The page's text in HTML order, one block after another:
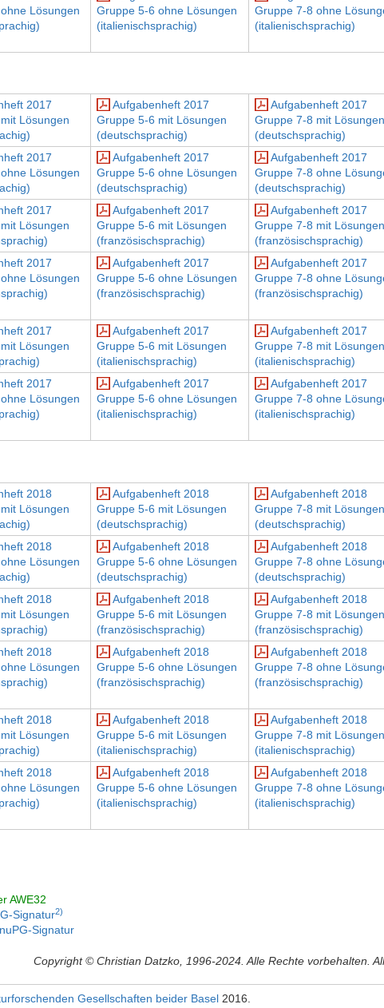
Lösungen
Gruppe 5-6 ohne Lösungen
(italienischsprachig)
Gruppe 7-8 ohne
(italienischsprachig)
2017
Lösungen
Aufgabenheft 2017
Gruppe 5-6 mit Lösungen
(deutschsprachig)
Aufgabenheft 2017
Gruppe 7-8 mit Lösungen
(deutschsprachig)
2017
Lösungen
Aufgabenheft 2017
Gruppe 5-6 ohne Lösungen
(deutschsprachig)
Aufgabenheft 2017
Gruppe 7-8 ohne
(deutschsprachig)
2017
Lösungen
Aufgabenheft 2017
Gruppe 5-6 mit Lösungen
(französischsprachig)
Aufgabenheft 2017
Gruppe 7-8 mit Lösungen
(französischsprachig)
2017
Lösungen
Aufgabenheft 2017
Gruppe 5-6 ohne Lösungen
(französischsprachig)
Aufgabenheft 2017
Gruppe 7-8 ohne
(französischsprachig)
2017
Lösungen
Aufgabenheft 2017
Gruppe 5-6 mit Lösungen
(italienischsprachig)
Aufgabenheft 2017
Gruppe 7-8 mit Lösungen
(italienischsprachig)
2017
Lösungen
Aufgabenheft 2017
Gruppe 5-6 ohne Lösungen
(italienischsprachig)
Aufgabenheft 2017
Gruppe 7-8 ohne
(italienischsprachig)
2018
Lösungen
Aufgabenheft 2018
Gruppe 5-6 mit Lösungen
(deutschsprachig)
Aufgabenheft 2018
Gruppe 7-8 mit Lösungen
(deutschsprachig)
2018
Lösungen
Aufgabenheft 2018
Gruppe 5-6 ohne Lösungen
(deutschsprachig)
Aufgabenheft 2018
Gruppe 7-8 ohne
(deutschsprachig)
2018
Lösungen
Aufgabenheft 2018
Gruppe 5-6 mit Lösungen
(französischsprachig)
Aufgabenheft 2018
Gruppe 7-8 mit Lösungen
(französischsprachig)
2018
Lösungen
Aufgabenheft 2018
Gruppe 5-6 ohne Lösungen
(französischsprachig)
Aufgabenheft 2018
Gruppe 7-8 ohne
(französischsprachig)
2018
Lösungen
Aufgabenheft 2018
Gruppe 5-6 mit Lösungen
(italienischsprachig)
Aufgabenheft 2018
Gruppe 7-8 mit Lösungen
(italienischsprachig)
2018
Lösungen
Aufgabenheft 2018
Gruppe 5-6 ohne Lösungen
(italienischsprachig)
Aufgabenheft 2018
Gruppe 7-8 ohne
(italienischsprachig)
AWE32
Signatur2)
Signatur
Copyright © Christian Datzko, 1996-2024. Alle Rechte vorbehalten.
Gesellschaften beider Basel2016.